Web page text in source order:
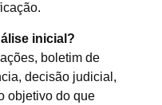
inicial?
boletim de
decisão judicial,
objetivo do que